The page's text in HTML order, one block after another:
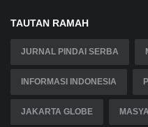
TAUTAN RAMAH
JURNAL PINDAI SERBA
INFORMASI INDONESIA
JAKARTA GLOBE